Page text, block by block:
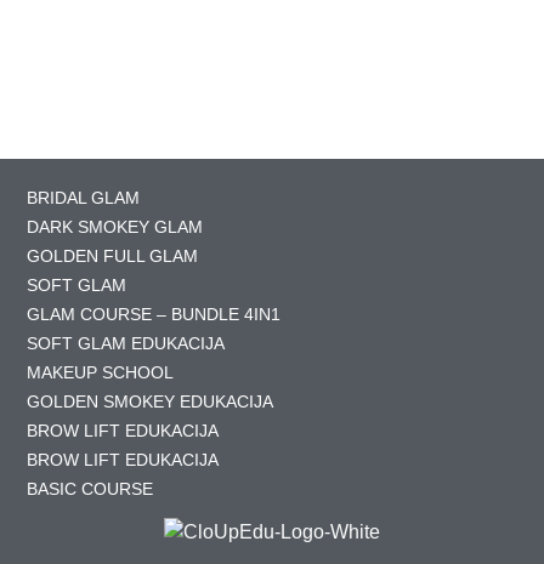
BRIDAL GLAM
DARK SMOKEY GLAM
GOLDEN FULL GLAM
SOFT GLAM
GLAM COURSE – BUNDLE 4IN1
SOFT GLAM EDUKACIJA
MAKEUP SCHOOL
GOLDEN SMOKEY EDUKACIJA
BROW LIFT EDUKACIJA
BROW LIFT EDUKACIJA
BASIC COURSE